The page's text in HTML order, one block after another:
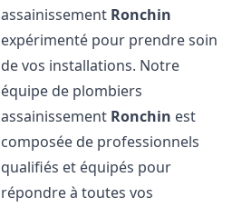
assainissement Ronchin
expérimenté pour prendre soin
de vos installations. Notre
équipe de plombiers
assainissement Ronchin est
composée de professionnels
qualifiés et équipés pour
répondre à toutes vos